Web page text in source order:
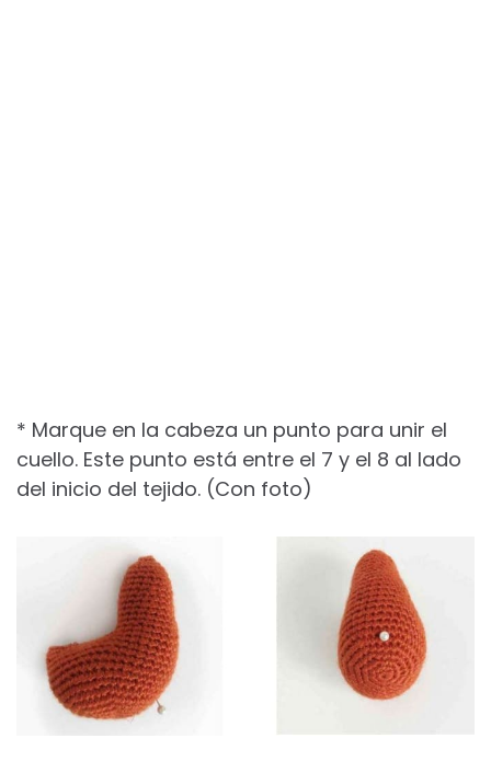
* Marque en la cabeza un punto para unir el
cuello. Este punto está entre el 7 y el 8 al lado
del inicio del tejido. (Con foto)